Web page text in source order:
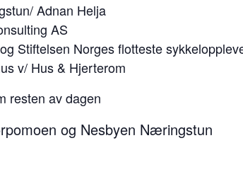
Adnan Helja
AS
Stiftelsen Norges flotteste
v/ Hus & Hjerterom
resten av dagen
og Nesbyen Næringstun